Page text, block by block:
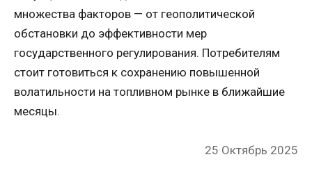
множества факторов — от геополитической
обстановки до эффективности мер
государственного регулирования. Потребителям
стоит готовиться к сохранению повышенной
волатильности на топливном рынке в ближайшие
месяцы.
Posted
25 Октябрь 2025